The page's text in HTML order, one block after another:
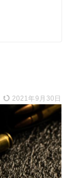
2021年9月30日